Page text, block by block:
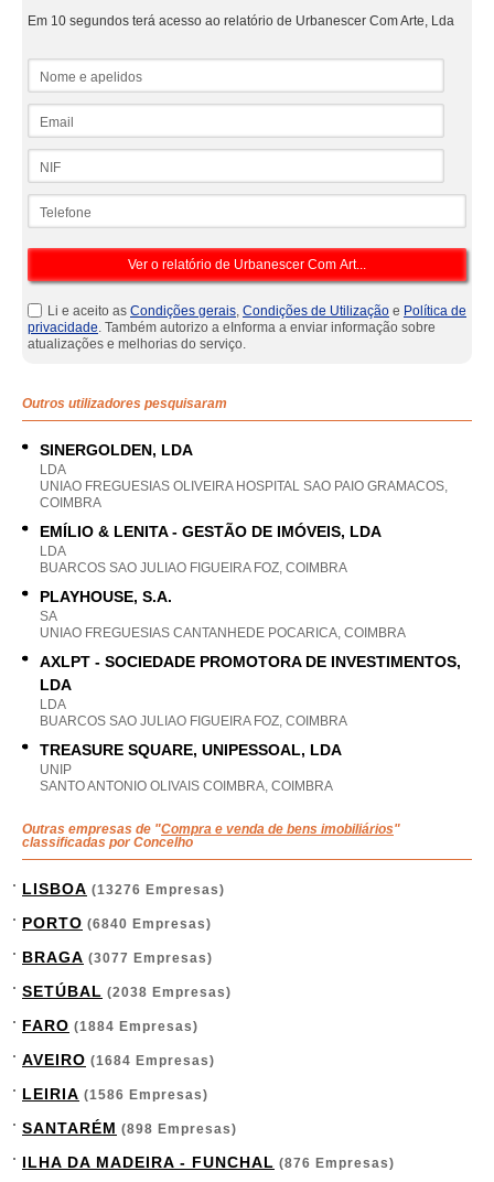
Em 10 segundos terá acesso ao relatório de Urbanescer Com Arte, Lda
Li e aceito as Condições gerais, Condições de Utilização e Política de
privacidade. Também autorizo a eInforma a enviar informação sobre
atualizações e melhorias do serviço.
Outros utilizadores pesquisaram
SINERGOLDEN, LDA
LDA
UNIAO FREGUESIAS OLIVEIRA HOSPITAL SAO PAIO GRAMACOS,
COIMBRA
EMÍLIO & LENITA - GESTÃO DE IMÓVEIS, LDA
LDA
BUARCOS SAO JULIAO FIGUEIRA FOZ, COIMBRA
PLAYHOUSE, S.A.
SA
UNIAO FREGUESIAS CANTANHEDE POCARICA, COIMBRA
AXLPT - SOCIEDADE PROMOTORA DE INVESTIMENTOS,
LDA
LDA
BUARCOS SAO JULIAO FIGUEIRA FOZ, COIMBRA
TREASURE SQUARE, UNIPESSOAL, LDA
UNIP
SANTO ANTONIO OLIVAIS COIMBRA, COIMBRA
Outras empresas de "Compra e venda de bens imobiliários"
classificadas por Concelho
LISBOA (13276 Empresas)
PORTO (6840 Empresas)
BRAGA (3077 Empresas)
SETÚBAL (2038 Empresas)
FARO (1884 Empresas)
AVEIRO (1684 Empresas)
LEIRIA (1586 Empresas)
SANTARÉM (898 Empresas)
ILHA DA MADEIRA - FUNCHAL (876 Empresas)